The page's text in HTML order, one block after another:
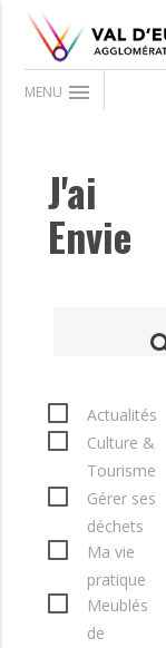
MENU menu
J'ai
Envie
Actualités
Culture &
Tourisme
Gérer ses
déchets
Ma vie
pratique
Meublés
de